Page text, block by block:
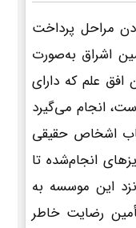
مراحل پرداخت
اشراق به‌صورت
افق علم که دارای
انجام می‌گیرد
اشخاص حقیقی
انجام‌شده تا
این موسسه به
رضایت خاطر